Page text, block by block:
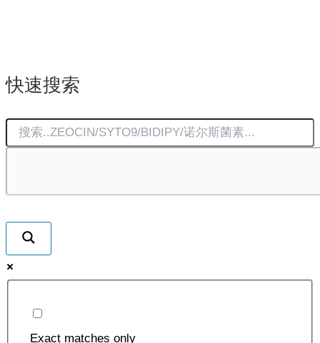
快速搜索
Exact matches only